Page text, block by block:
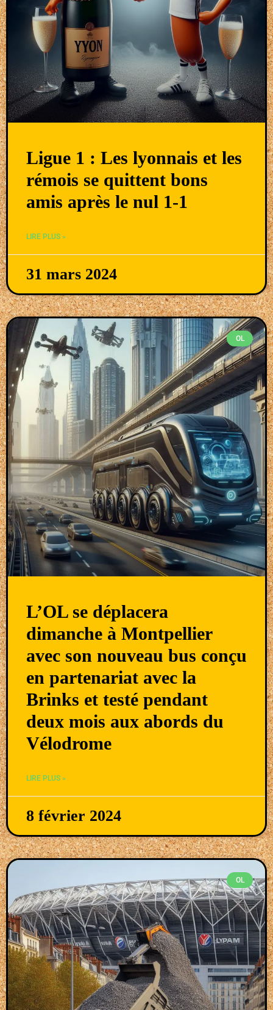
Ligue 1 : Les lyonnais et les
rémois se quittent bons
amis après le nul 1-1
LIRE PLUS »
31 mars 2024
OL
L’OL se déplacera
dimanche à Montpellier
avec son nouveau bus conçu
en partenariat avec la
Brinks et testé pendant
deux mois aux abords du
Vélodrome
LIRE PLUS »
8 février 2024
OL